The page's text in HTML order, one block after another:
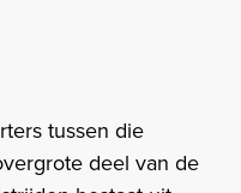
tussen die
deel van de